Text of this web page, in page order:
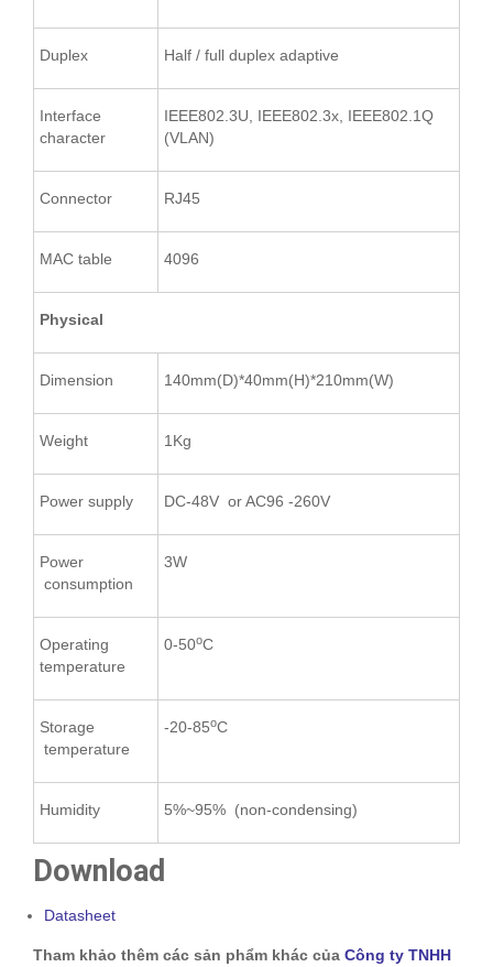
Duplex Half / full duplex adaptive
Interface
character
IEEE802.3U, IEEE802.3x, IEEE802.1Q
(VLAN)
Connector RJ45
MAC table 4096
Physical
Dimension 140mm(D)*40mm(H)*210mm(W)
Weight 1Kg
Power supply DC-48V or AC96 -260V
Power
consumption
3W
Operating
temperature
0-50oC
Storage
temperature
-20-85oC
Humidity 5%~95% (non-condensing)
Download
Datasheet
Tham khảo thêm các sản phẩm khác của Công ty TNHH